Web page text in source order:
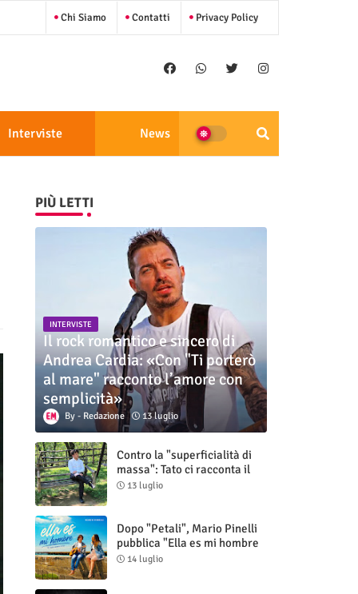
Chi Siamo Contatti Privacy Policy
Interviste News
PIÙ LETTI
INTERVISTE
Il rock romantico e sincero di
Andrea Cardia: «Con "Ti porterò
al mare" racconto l’amore con
semplicità»
Redazione 13 luglio
Contro la "superficialità di
massa": Tato ci racconta il
nuovo singolo "Vuoti digitali"
13 luglio
Dopo "Petali", Mario Pinelli
pubblica "Ella es mi hombre
(Il mio uomo è lei)"
14 luglio